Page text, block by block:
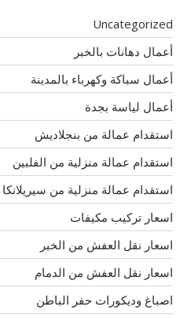
Uncategorized
أعمال دهانات بالخبر
أعمال سباكة وكهرباء بالمدينة
أعمال لياسة بجدة
استقدام عمالة من بنجلاديش
استقدام عمالة منزلية من الفلبين
استقدام عمالة منزلية من سيريلانكا
اسعار تركيب مكيفات
اسعار نقل العفش من الخبر
اسعار نقل العفش من الدمام
اصباغ وديكورات حفر الباطن